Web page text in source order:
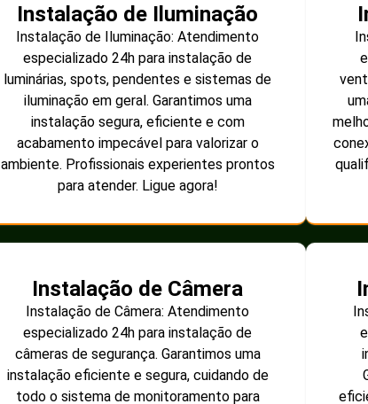
Instalação de Iluminação
Instalação de Iluminação: Atendimento
especializado 24h para instalação de
luminárias, spots, pendentes e sistemas de
iluminação em geral. Garantimos uma
instalação segura, eficiente e com
acabamento impecável para valorizar o
ambiente. Profissionais experientes prontos
para atender. Ligue agora!
Instalação de Câmera
Instalação de Câmera: Atendimento
especializado 24h para instalação de
câmeras de segurança. Garantimos uma
instalação eficiente e segura, cuidando de
todo o sistema de monitoramento para